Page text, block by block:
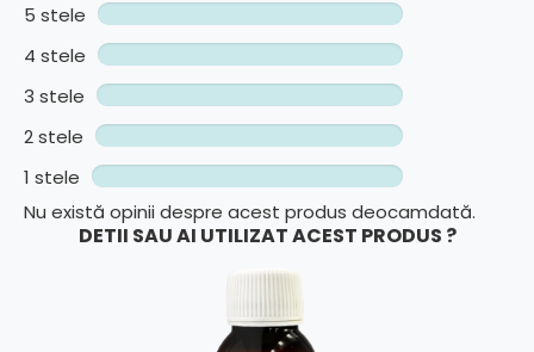
5 stele
4 stele
3 stele
2 stele
1 stele
Nu există opinii despre acest produs deocamdată.
DETII SAU AI UTILIZAT ACEST PRODUS ?